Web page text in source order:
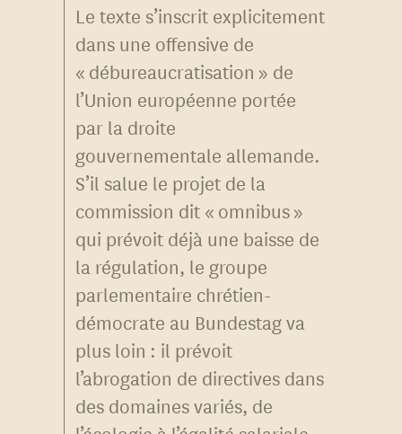
Le texte s’inscrit explicitement
dans une offensive de
« débureaucratisation » de
l’Union européenne portée
par la droite
gouvernementale allemande.
S’il salue le projet de la
commission dit « omnibus »
qui prévoit déjà une baisse de
la régulation, le groupe
parlementaire chrétien-
démocrate au Bundestag va
plus loin : il prévoit
l’abrogation de directives dans
des domaines variés, de